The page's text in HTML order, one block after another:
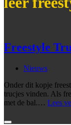
Freestyle
Nieuws
Onder dit kopje
trucjes vinden. Als
met de bal.… Lees